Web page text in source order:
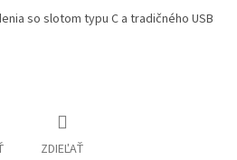
so slotom typu C a tradičného USB
ZDIEĽAŤ